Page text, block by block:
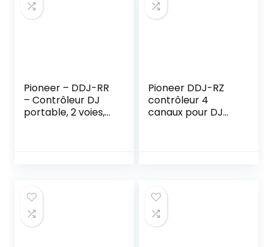
Pioneer – DDJ-RR
– Contrôleur DJ
portable, 2 voies,
Pioneer DDJ-RZ
contrôleur 4
canaux pour DJ